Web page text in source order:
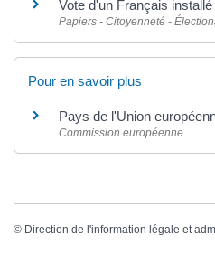
Vote d'un Français
Papiers - Citoyenneté -
Pour en savoir plus
Pays de l'Union
Commission européenne
© Direction de l'information légale et